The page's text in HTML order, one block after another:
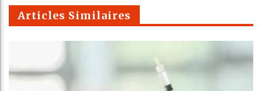
m
Articles Similaires